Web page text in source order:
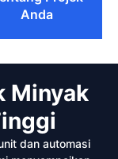
Anda
Minyak
dan automasi